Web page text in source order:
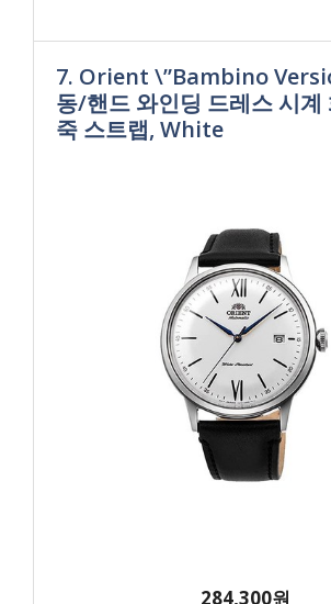
7. Orient \”Bambino
동/핸드 와인딩 드레스 시계
죽 스트랩, White
284,300원